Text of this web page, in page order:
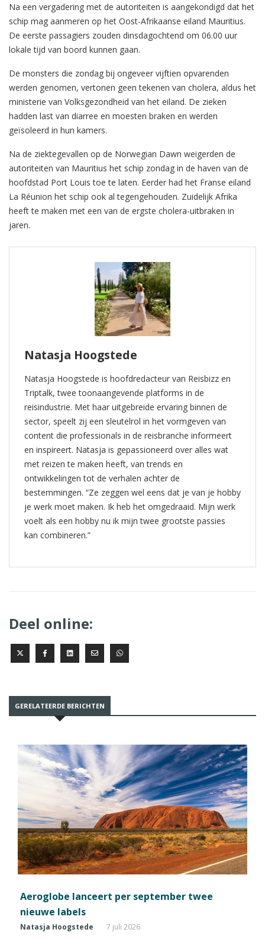
Na een vergadering met de autoriteiten is aangekondigd dat het
schip mag aanmeren op het Oost-Afrikaanse eiland Mauritius.
De eerste passagiers zouden dinsdagochtend om 06.00 uur
lokale tijd van boord kunnen gaan.
De monsters die zondag bij ongeveer vijftien opvarenden
werden genomen, vertonen geen tekenen van cholera, aldus het
ministerie van Volksgezondheid van het eiland. De zieken
hadden last van diarree en moesten braken en werden
geïsoleerd in hun kamers.
Na de ziektegevallen op de Norwegian Dawn weigerden de
autoriteiten van Mauritius het schip zondag in de haven van de
hoofdstad Port Louis toe te laten. Eerder had het Franse eiland
La Réunion het schip ook al tegengehouden. Zuidelijk Afrika
heeft te maken met een van de ergste cholera-uitbraken in
jaren.
Natasja Hoogstede
Natasja Hoogstede is hoofdredacteur van Reisbizz en
Triptalk, twee toonaangevende platforms in de
reisindustrie. Met haar uitgebreide ervaring binnen de
sector, speelt zij een sleutelrol in het vormgeven van
content die professionals in de reisbranche informeert
en inspireert. Natasja is gepassioneerd over alles wat
met reizen te maken heeft, van trends en
ontwikkelingen tot de verhalen achter de
bestemmingen. “Ze zeggen wel eens dat je van je hobby
je werk moet maken. Ik heb het omgedraaid. Mijn werk
voelt als een hobby nu ik mijn twee grootste passies
kan combineren.”
Deel online:
GERELATEERDE BERICHTEN
Aeroglobe lanceert per september twee
nieuwe labels
Natasja Hoogstede 7 juli 2026